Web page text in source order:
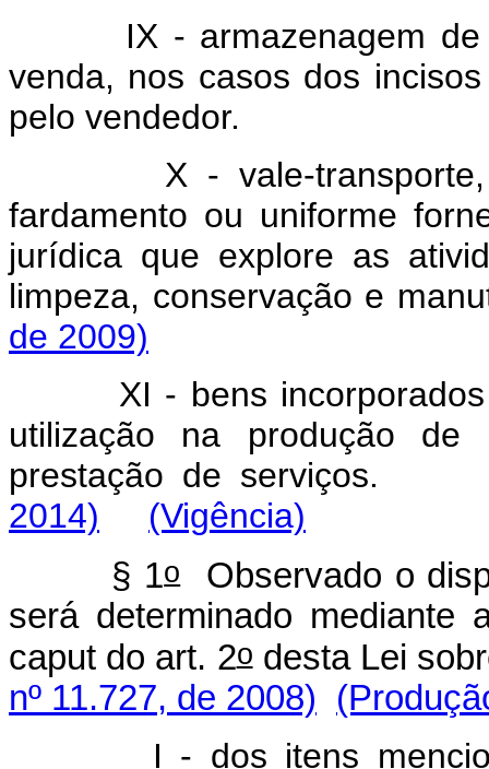
IX - armazenagem de
venda, nos casos dos
pelo vendedor.
X - vale-transporte,
fardamento ou uniforme
jurídica que explore as
limpeza, conservação e
de 2009)
XI - bens
utilização na produção
prestação de
2014)
(Vigência)
§ 1oObservado o
será determinado mediante
caput do art. 2odesta Lei
nº 11.727, de 2008)
I - dos itens